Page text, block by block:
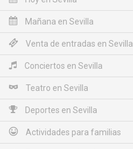
Mañana en Sevilla
Venta de entradas en Sevilla
Conciertos en Sevilla
Teatro en Sevilla
Deportes en Sevilla
Actividades para familias